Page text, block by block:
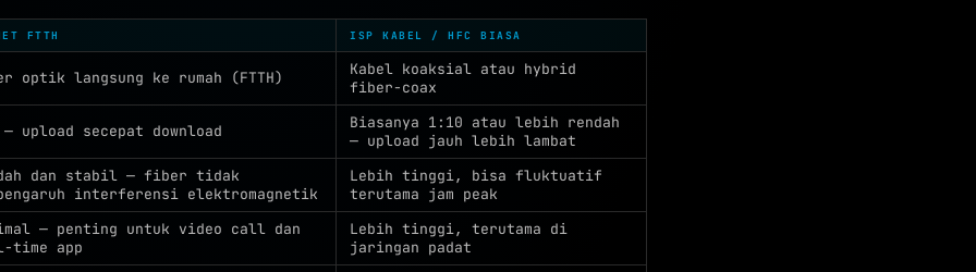
FTTH ISP KABEL / HFC BIASA
optik langsung ke rumah (FTTH)
Kabel koaksial atau hybrid
fiber-coax
upload secepat download
Biasanya 1:10 atau lebih rendah
— upload jauh lebih lambat
dan stabil — fiber tidak
interferensi elektromagnetik
Lebih tinggi, bisa fluktuatif
terutama jam peak
— penting untuk video call dan
time app
Lebih tinggi, terutama di
jaringan padat